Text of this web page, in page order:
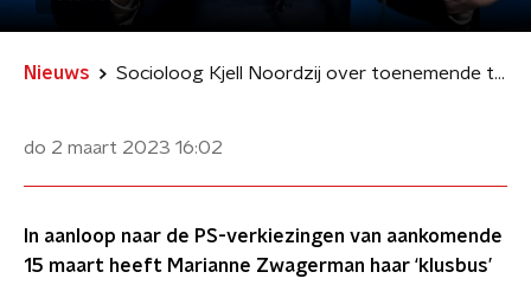
Nieuws Socioloog Kjell Noordzij over toenemende teleurstelling in de politiek
do 2 maart 2023 16:02
In aanloop naar de PS-verkiezingen van aankomende
15 maart heeft Marianne Zwagerman haar ‘klusbus’